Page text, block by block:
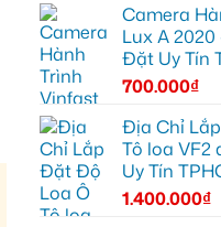
Camera
Lux A
Đặt Uy Tín
700.000₫
Địa Chỉ
Tô loa VF2
Uy Tín
1.400.000₫